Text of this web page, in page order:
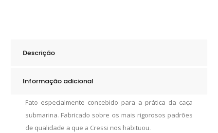
7mmDescrição
Informação adicional
Fato especialmente concebido para a prática da caça
submarina. Fabricado sobre os mais rigorosos padrões
de qualidade a que a Cressi nos habituou.